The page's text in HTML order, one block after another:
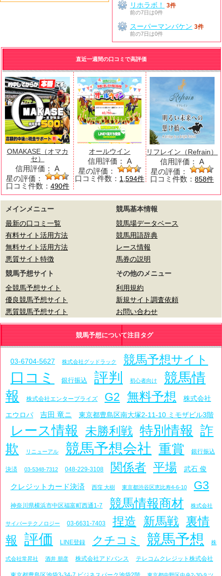
リホラボ！
3件
前の7日は0件
スーパーマンバケン 3件
前の7日は0件
直近一週間の口コミで高評価
OMAKASE（オマカ
セ）
信用評価： A
星の評価：
口コミ件数： 490件
オールウイン
信用評価： A
星の評価：
口コミ件数： 1,594件
リフレイン（Refrain）
信用評価： A
星の評価：
口コミ件数：858件
メインメニュー
最新の口コミ一覧
有料サイト活用方法
無料サイト活用方法
悪質サイト特徴
競馬基本情報
競馬場データベース
競馬用語辞典
レース情報
馬券の説明
競馬予想サイト
全競馬予想サイト
優良競馬予想サイト
悪質競馬予想サイト
その他のメニュー
利用規約
新規サイト調査依頼
お問い合わせ
競馬予想について注目タグ
03-6704-5627 株式会社グッドラック 競馬予想サイト
口コミ 銀行振込 評判 初心者向け
競馬情
報
株式会社エンタープライズ G2 無料予想 株式会社
エウロパ 吉田 竜ニ 東京都豊島区南大塚2-11-10 ミモザビル3階
レース情報 未勝利戦 特別情報 詐
欺
リニューアル 競馬予想会社 重賞 銀行振込
決済 03-5348-7312 048-229-3108 関係者 平場 武石 俊
クレジットカード決済 西窪 大樹 東京都渋谷区恵比寿4-6-10 G3
神奈川県横浜市中区福富町西通1-7 競馬情報商材 株式会社
サイバーテクノロジー 03-6631-7403 捏造 新馬戦 裏情
報 評価 LINE登録 クチコミ 競馬予想 株
式会社常昇社 酒井 朋彦 株式会社アドバンス テレコムクレジット株式会社